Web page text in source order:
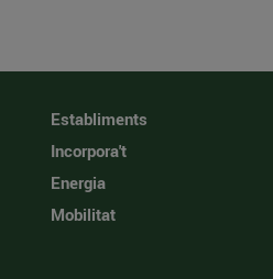
Establiments
Incorpora't
Energia
Mobilitat